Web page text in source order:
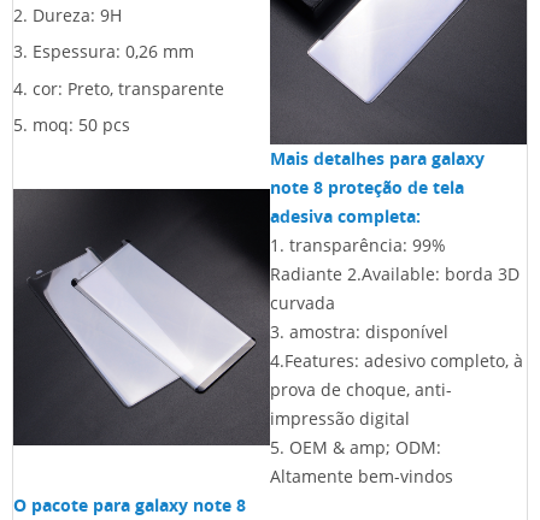
2. Dureza: 9H
3. Espessura: 0,26 mm
4. cor: Preto, transparente
5. moq: 50 pcs
Mais detalhes para galaxy
note 8 proteção de tela
adesiva completa:
1. transparência: 99%
Radiante 2.Available: borda 3D
curvada
3. amostra: disponível
4.Features: adesivo completo, à
prova de choque, anti-
impressão digital
5. OEM & amp; ODM:
Altamente bem-vindos
O pacote para galaxy note 8